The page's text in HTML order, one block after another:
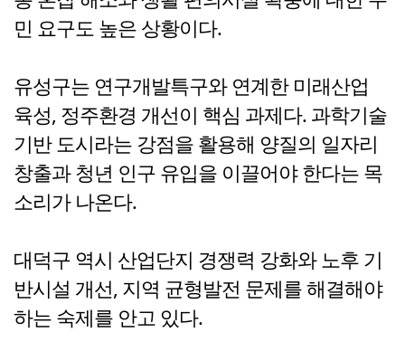
민 요구도 높은 상황이다.
유성구는 연구개발특구와 연계한 미래산업
육성, 정주환경 개선이 핵심 과제다. 과학기술
기반 도시라는 강점을 활용해 양질의 일자리
창출과 청년 인구 유입을 이끌어야 한다는 목
소리가 나온다.
대덕구 역시 산업단지 경쟁력 강화와 노후 기
반시설 개선, 지역 균형발전 문제를 해결해야
하는 숙제를 안고 있다.